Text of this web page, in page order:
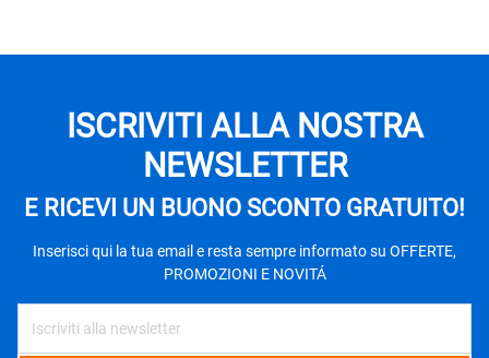
ISCRIVITI ALLA NOSTRA
NEWSLETTER
E RICEVI UN BUONO SCONTO GRATUITO!
Inserisci qui la tua email e resta sempre informato su OFFERTE,
PROMOZIONI E NOVITÁ